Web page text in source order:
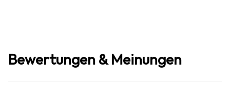
Bewertungen & Meinungen